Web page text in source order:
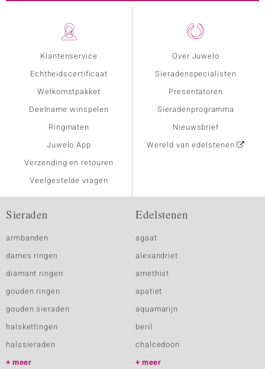
Klantenservice
Echtheidscertificaat
Welkomstpakket
Deelname winspelen
Ringmaten
Juwelo App
Verzending en retouren
Veelgestelde vragen
Over Juwelo
Sieradenspecialisten
Presentatoren
Sieradenprogramma
Nieuwsbrief
Wereld van edelstenen
Sieraden
armbanden
dames ringen
diamant ringen
gouden ringen
gouden sieraden
halskettingen
halssieraden
meer
Edelstenen
agaat
alexandriet
amethist
apatiet
aquamarijn
beril
chalcedoon
meer